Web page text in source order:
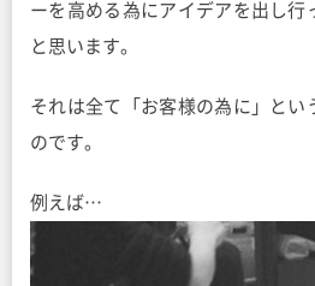
ーを高める為にアイデアを出し行
と思います。
それは全て「お客様の為に」とい
のです。
例えば…